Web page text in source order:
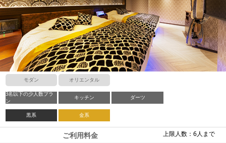
モダン オリエンタル
3名以下の少人数プラ
ン
キッチン ダーツ
黒系 金系
上限人数：6人まで
ご利用料金